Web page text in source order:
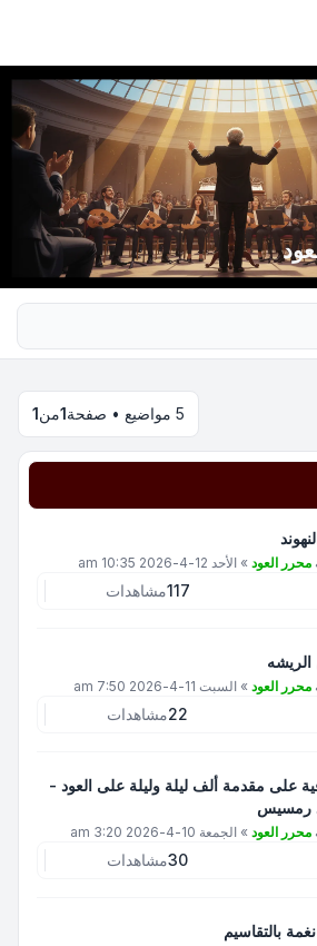
5 مواضيع • صفحة 1من1
محرر العود » الأحد 12-4-2026 10:35 am
117مشاهدات
محرر العود » السبت 11-4-2026 7:50 am
22مشاهدات
على مقدمة ألف ليلة وليلة على العود -
رمسيس
محرر العود » الجمعة 10-4-2026 3:20 am
30مشاهدات
بالتقاسيم